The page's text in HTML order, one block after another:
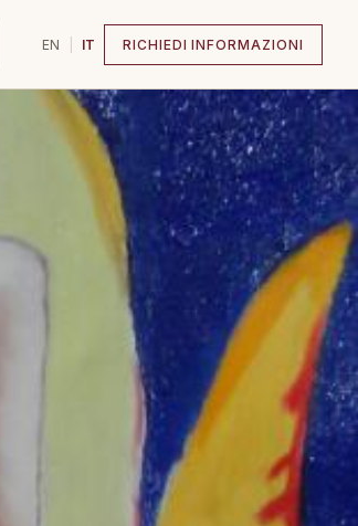
EN IT RICHIEDI INFORMAZIONI